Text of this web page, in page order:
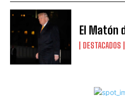
El Matón
DESTACADOS